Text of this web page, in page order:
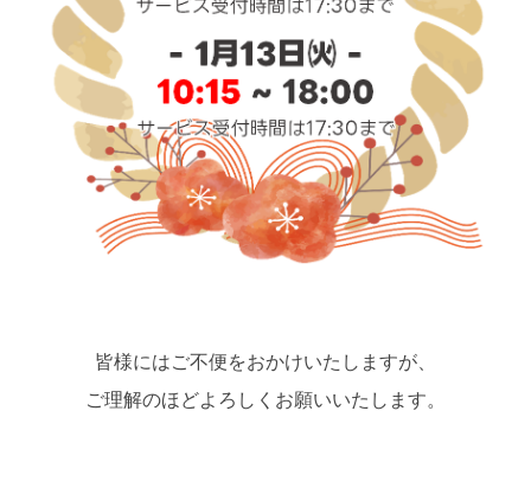
皆様にはご不便をおかけいたしますが、
ご理解のほどよろしくお願いいたします。